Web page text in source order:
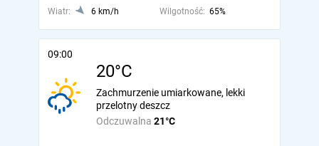
Wiatr:
6 km/h Wilgotność: 65%
09:00
20°C
Odczuwalna 21°C
Zachmurzenie umiarkowane, lekki
przelotny deszcz